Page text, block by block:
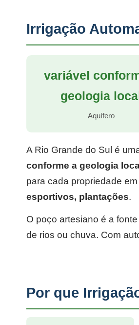
Irrigação
variável
geologia
Aquífero
A Rio Grande do Sul é
conforme a geologia
para cada propriedade
esportivos, plantações.
O poço artesiano é a
de rios ou chuva. Com
Por que